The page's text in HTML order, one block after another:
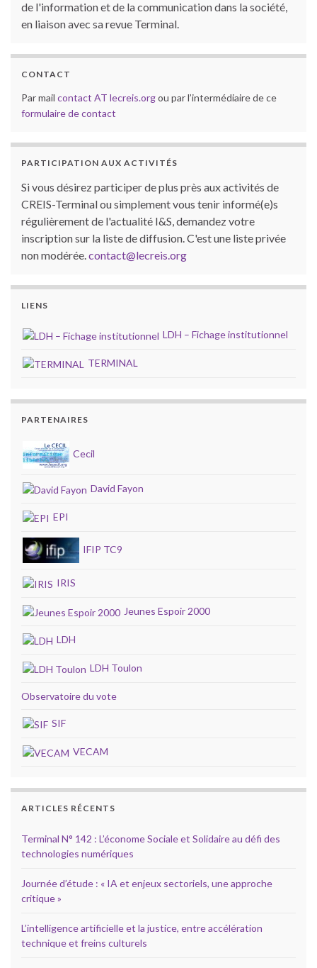
de l'information et de la communication dans la société,
en liaison avec sa revue Terminal.
CONTACT
Par mail contact AT lecreis.orgou par l’intermédiaire de ce
formulaire de contact
PARTICIPATION AUX ACTIVITÉS
Si vous désirez participer de plus près aux activités de
CREIS-Terminal ou simplement vous tenir informé(e)s
régulièrement de l'actualité I&S, demandez votre
inscription sur la liste de diffusion. C'est une liste privée
non modérée.contact@lecreis.org
LIENS
LDH – Fichage institutionnel
TERMINAL
PARTENAIRES
Cecil
David Fayon
EPI
IFIP TC9
IRIS
Jeunes Espoir 2000
LDH
LDH Toulon
Observatoire du vote
SIF
VECAM
ARTICLES RÉCENTS
Terminal N° 142 : L’économe Sociale et Solidaire au défi des
technologies numériques
Journée d’étude : « IA et enjeux sectoriels, une approche
critique »
L’intelligence artificielle et la justice, entre accélération
technique et freins culturels